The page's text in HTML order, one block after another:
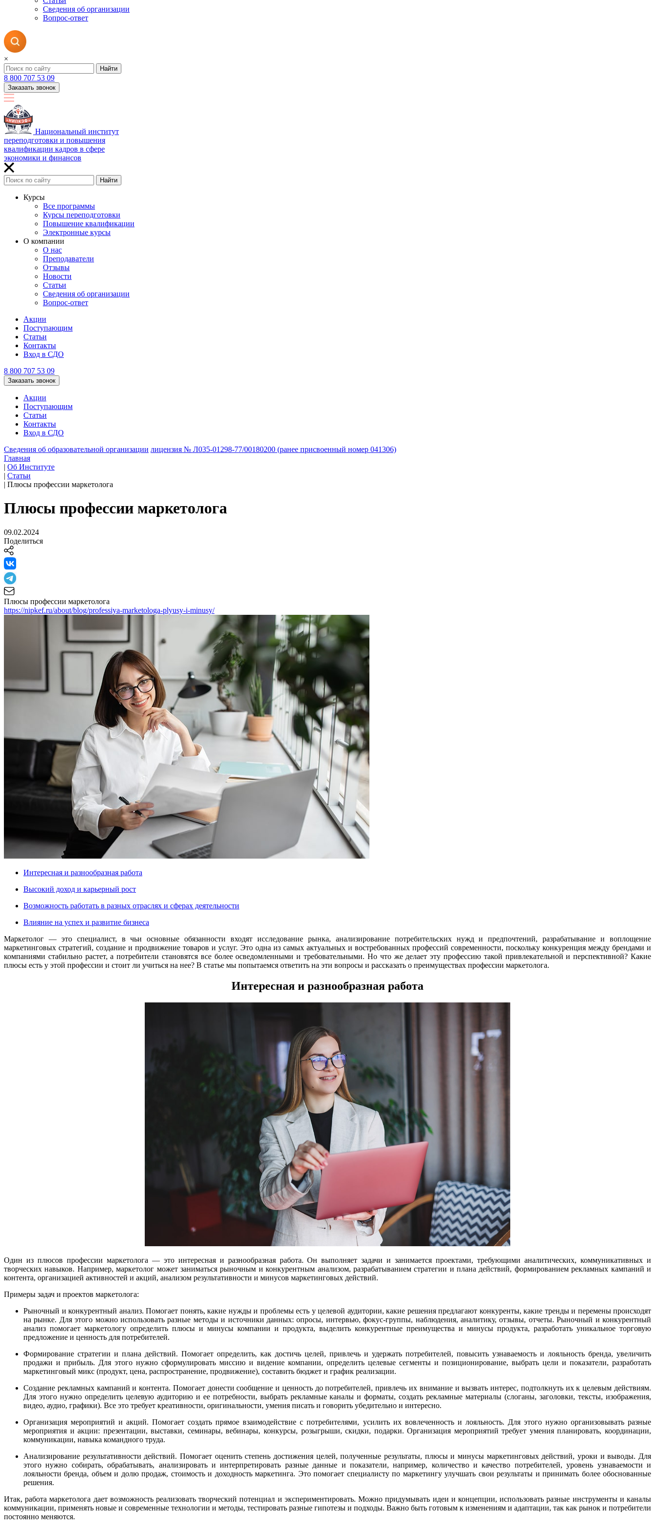
Сведения об организации
Вопрос-ответ
×
Найти
8 800 707 53 09
Заказать звонок
Национальный институт
переподготовки и повышения
квалификации кадров в сфере
экономики и финансов
Найти
Курсы
Все программы
Курсы переподготовки
Повышение квалификации
Электронные курсы
О компании
О нас
Преподаватели
Отзывы
Новости
Статьи
Сведения об организации
Вопрос-ответ
Акции
Поступающим
Статьи
Контакты
Вход в СДО
8 800 707 53 09
Заказать звонок
Акции
Поступающим
Статьи
Контакты
Вход в СДО
Сведения об образовательной организации лицензия № Л035-01298-77/00180200 (ранее присвоенный номер 041306)
Главная
| Об Институте
| Статьи
| Плюсы профессии маркетолога
Плюсы профессии маркетолога
09.02.2024
Поделиться
Плюсы профессии маркетолога
https://nipkef.ru/about/blog/professiya-marketologa-plyusy-i-minusy/
Интересная и разнообразная работа
Высокий доход и карьерный рост
Возможность работать в разных отраслях и сферах деятельности
Влияние на успех и развитие бизнеса
Маркетолог — это специалист, в чьи основные обязанности входят исследование рынка, анализирование потребительских нужд и предпочтений, разрабатывание и воплощение
маркетинговых стратегий, создание и продвижение товаров и услуг. Это одна из самых актуальных и востребованных профессий современности, поскольку конкуренция между брендами и
компаниями стабильно растет, а потребители становятся все более осведомленными и требовательными. Но что же делает эту профессию такой привлекательной и перспективной? Какие
плюсы есть у этой профессии и стоит ли учиться на нее? В статье мы попытаемся ответить на эти вопросы и рассказать о преимуществах профессии маркетолога.
Интересная и разнообразная работа
Один из плюсов профессии маркетолога — это интересная и разнообразная работа. Он выполняет задачи и занимается проектами, требующими аналитических, коммуникативных и
творческих навыков. Например, маркетолог может заниматься рыночным и конкурентным анализом, разрабатыванием стратегии и плана действий, формированием рекламных кампаний и
контента, организацией активностей и акций, анализом результативности и минусов маркетинговых действий.
Примеры задач и проектов маркетолога:
Рыночный и конкурентный анализ. Помогает понять, какие нужды и проблемы есть у целевой аудитории, какие решения предлагают конкуренты, какие тренды и перемены происходят
на рынке. Для этого можно использовать разные методы и источники данных: опросы, интервью, фокус-группы, наблюдения, аналитику, отзывы, отчеты. Рыночный и конкурентный
анализ помогает маркетологу определить плюсы и минусы компании и продукта, выделить конкурентные преимущества и минусы продукта, разработать уникальное торговую
предложение и ценность для потребителей.
Формирование стратегии и плана действий. Помогает определить, как достичь целей, привлечь и удержать потребителей, повысить узнаваемость и лояльность бренда, увеличить
продажи и прибыль. Для этого нужно сформулировать миссию и видение компании, определить целевые сегменты и позиционирование, выбрать цели и показатели, разработать
маркетинговый микс (продукт, цена, распространение, продвижение), составить бюджет и график реализации.
Создание рекламных кампаний и контента. Помогает донести сообщение и ценность до потребителей, привлечь их внимание и вызвать интерес, подтолкнуть их к целевым действиям.
Для этого нужно определить целевую аудиторию и ее потребности, выбрать рекламные каналы и форматы, создать рекламные материалы (слоганы, заголовки, тексты, изображения,
видео, аудио, графики). Все это требует креативности, оригинальности, умения писать и говорить убедительно и интересно.
Организация мероприятий и акций. Помогает создать прямое взаимодействие с потребителями, усилить их вовлеченность и лояльность. Для этого нужно организовывать разные
мероприятия и акции: презентации, выставки, семинары, вебинары, конкурсы, розыгрыши, скидки, подарки. Организация мероприятий требует умения планировать, координации,
коммуникации, навыка командного труда.
Анализирование результативности действий. Помогает оценить степень достижения целей, полученные результаты, плюсы и минусы маркетинговых действий, уроки и выводы. Для
этого нужно собирать, обрабатывать, анализировать и интерпретировать разные данные и показатели, например, количество и качество потребителей, уровень узнаваемости и
лояльности бренда, объем и долю продаж, стоимость и доходность маркетинга. Это помогает специалисту по маркетингу улучшать свои результаты и принимать более обоснованные
решения.
Итак, работа маркетолога дает возможность реализовать творческий потенциал и экспериментировать. Можно придумывать идеи и концепции, использовать разные инструменты и каналы
коммуникации, применять новые и современные технологии и методы, тестировать разные гипотезы и подходы. Важно быть готовым к изменениям и адаптации, так как рынок и потребители
постоянно меняются.